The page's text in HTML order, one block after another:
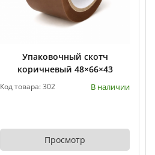
Упаковочный скотч
коричневый 48×66×43
Код товара: 302 В наличии
Просмотр